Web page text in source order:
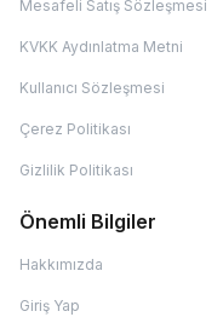
Mesafeli Satış Sözleşmesi
KVKK Aydınlatma Metni
Kullanıcı Sözleşmesi
Çerez Politikası
Gizlilik Politikası
Önemli Bilgiler
Hakkımızda
Giriş Yap